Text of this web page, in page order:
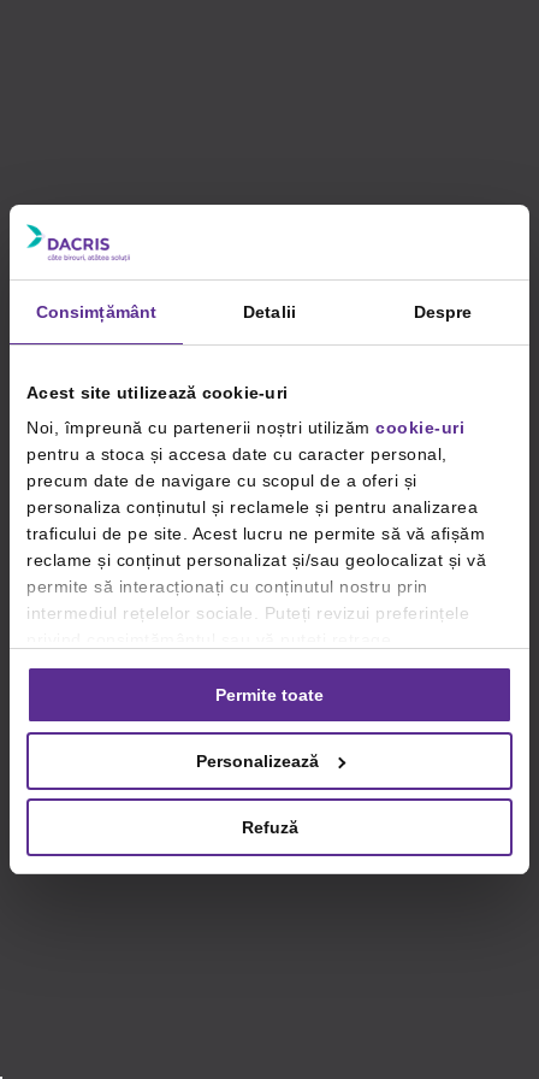
Consimțământ Detalii Despre
Acest site utilizează cookie-uri
Noi, împreună cu partenerii noștri utilizăm cookie-uri
pentru a stoca și accesa date cu caracter personal,
precum date de navigare cu scopul de a oferi și
personaliza conținutul și reclamele și pentru analizarea
traficului de pe site. Acest lucru ne permite să vă afișăm
reclame și conținut personalizat și/sau geolocalizat și vă
permite să interacționați cu conținutul nostru prin
intermediul rețelelor sociale. Puteți revizui preferințele
consimțământul oricând, făcând click pe linkul către
setările dvs. de cookie-uri.
privind utilizarea modulelor cookie.Detalii
Permite toate
Personalizează
Refuză